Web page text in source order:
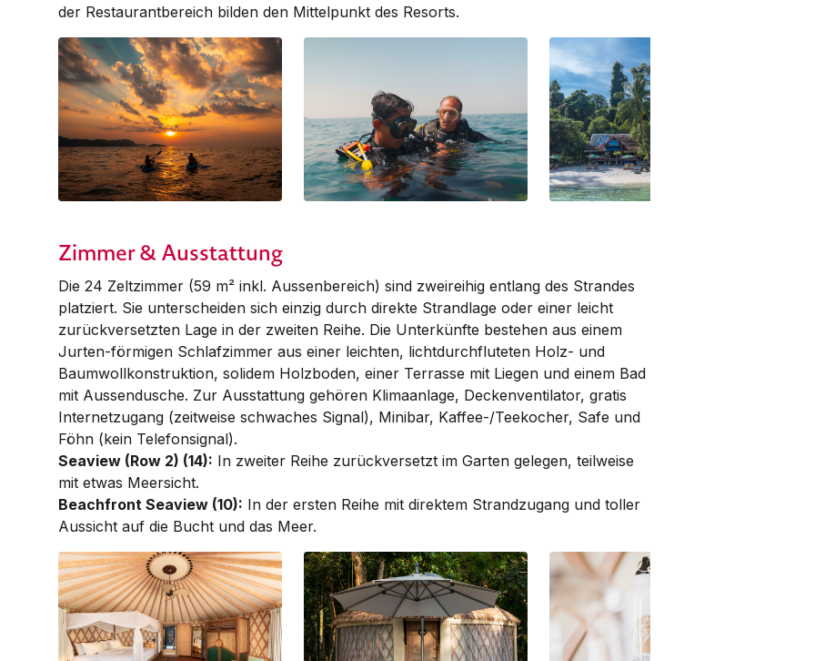
der Restaurant­bereich bilden den Mittelpunkt des Resorts.
Zimmer & Ausstattung
Die 24 Zeltzimmer (59 m² inkl. Aus­sen­­bereich) sind zweireihig entlang des Strandes
platziert. Sie unterscheiden sich einzig durch direkte Strandlage oder einer leicht
zurückversetzten Lage in der zweiten Reihe. Die Unter­künfte bestehen aus einem
Jurten-förmigen Schlaf­zimmer aus einer leichten, lichtdurchfluteten Holz- und
Baum­woll­kon­struk­tion, solidem Holzboden, einer Terrasse mit Liegen und einem Bad
mit Aussendusche. Zur Aus­stat­tung gehören Klima­anlage, Deckenventilator, gratis
Inter­net­zugang (zeitweise schwaches Signal), Minibar, Kaffee-/Teekocher, Safe und
Föhn (kein Telefonsignal).
Seaview (Row 2) (14): In zweiter Reihe zurückversetzt im Garten gelegen, teilweise
mit etwas Meersicht.
Beachfront Seaview (10): In der ersten Reihe mit direktem Strandzugang und toller
Aussicht auf die Bucht und das Meer.